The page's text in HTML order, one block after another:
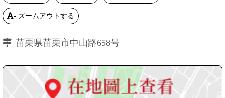
- ズームアウトする
苗栗県苗栗市中山路658号